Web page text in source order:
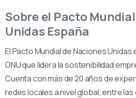
Sobre el Pacto
Unidas España
El Pacto Mundial de Naciones Unidas
ONU que lidera la sostenibilidad
Cuenta con más de 20 años de
redes locales a nivel global, entre